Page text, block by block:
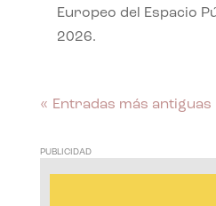
Europeo del Espacio
2026.
« Entradas más antiguas
PUBLICIDAD